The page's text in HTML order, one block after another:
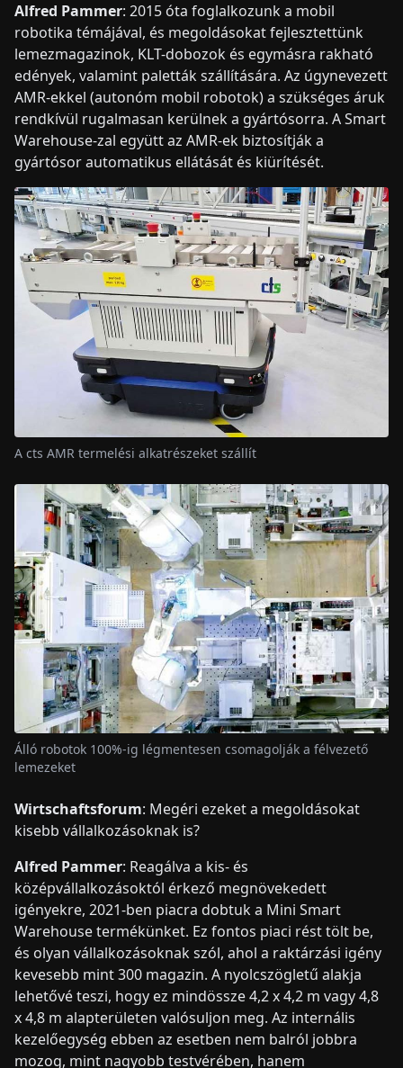
Alfred Pammer: 2015 óta foglalkozunk a mobil
robotika témájával, és megoldásokat fejlesztettünk
lemezmagazinok, KLT-dobozok és egymásra rakható
edények, valamint paletták szállítására. Az úgynevezett
AMR-ekkel (autonóm mobil robotok) a szükséges áruk
rendkívül rugalmasan kerülnek a gyártósorra. A Smart
Warehouse-zal együtt az AMR-ek biztosítják a
gyártósor automatikus ellátását és kiürítését.
A cts AMR termelési alkatrészeket szállít
Álló robotok 100%-ig légmentesen csomagolják a félvezető
lemezeket
Wirtschaftsforum: Megéri ezeket a megoldásokat
kisebb vállalkozásoknak is?
Alfred Pammer: Reagálva a kis- és
középvállalkozásoktól érkező megnövekedett
igényekre, 2021-ben piacra dobtuk a Mini Smart
Warehouse termékünket. Ez fontos piaci rést tölt be,
és olyan vállalkozásoknak szól, ahol a raktárzási igény
kevesebb mint 300 magazin. A nyolcszögletű alakja
lehetővé teszi, hogy ez mindössze 4,2 x 4,2 m vagy 4,8
x 4,8 m alapterületen valósuljon meg. Az internális
kezelőegység ebben az esetben nem balról jobbra
mozog, mint nagyobb testvérében, hanem